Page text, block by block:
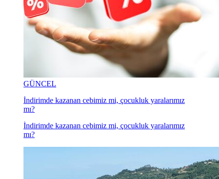
GÜNCEL
İndirimde kazanan cebimiz mi, çocukluk yaralarımız
mı?
İndirimde kazanan cebimiz mi, çocukluk yaralarımız
mı?